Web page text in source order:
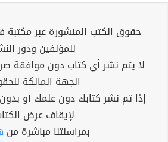
حقوق الكتب المنشورة عبر
للمؤلفين ودور
لا يتم نشر أي كتاب دون موافقة
الجهة المالكة
إذا تم نشر كتابك دون علمك أو بدون
لإيقاف عرض
بمراسلتنا مباشرة من